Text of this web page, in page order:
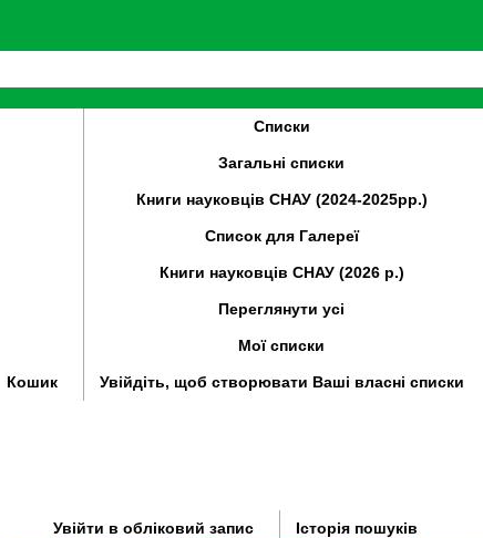
Кошик
Списки
Загальні списки
Книги науковців СНАУ (2024-2025рр.)
Список для Галереї
Книги науковців СНАУ (2026 р.)
Переглянути усі
Мої списки
Увійдіть, щоб створювати Ваші власні списки
Увійти в обліковий запис Історія пошуків